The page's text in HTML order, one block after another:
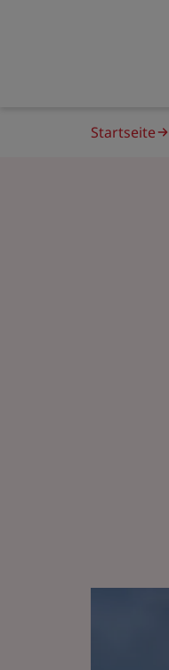
Startseite